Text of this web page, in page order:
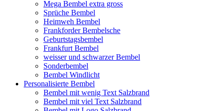
Mega Bembel extra gross
Sprüche Bembel
Heimweh Bembel
Frankforder Bembelsche
Geburtstagsbembel
Frankfurt Bembel
weisser und schwarzer Bembel
Sonderbembel
Bembel Windlicht
Personalisierte Bembel
Bembel mit wenig Text Salzbrand
Bembel mit viel Text Salzbrand